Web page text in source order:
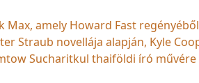
amely Howard Fast
Straub novellája alapján, Kyle
Sucharitkul thaiföldi író művére